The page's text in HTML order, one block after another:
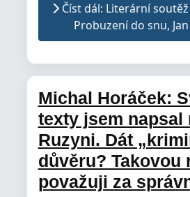
Číst dál: Literární
Probuzení do snu,
Michal Horáček:
texty jsem napsal
Ruzyni. Dát
důvěru? Takovou
považuji za